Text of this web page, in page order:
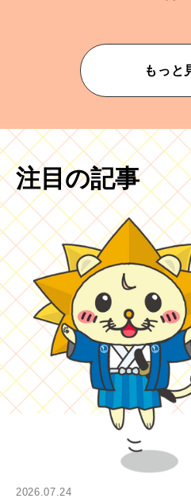
もっと
注目の記事
2026.07.24